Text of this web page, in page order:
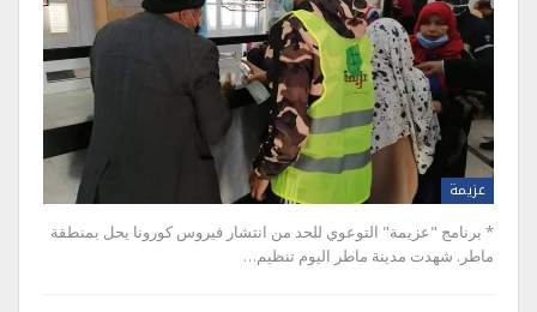
عزيمة
* برنامج "عزيمة" التوعوي للحد من انتشار فيروس كورونا يحل بمنطقة
ماطر. شهدت مدينة ماطر اليوم تنظيم…